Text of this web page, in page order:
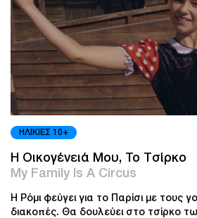
ΗΛΙΚΙΕΣ 10+
Η Οικογένειά Μου, To Τσίρκο
My Family Is A Circus
Η Ρόμι φεύγει για το Παρίσι με τους
διακοπές. Θα δουλεύει στο τσίρκο